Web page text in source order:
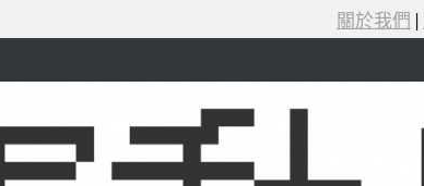
關於我們 |